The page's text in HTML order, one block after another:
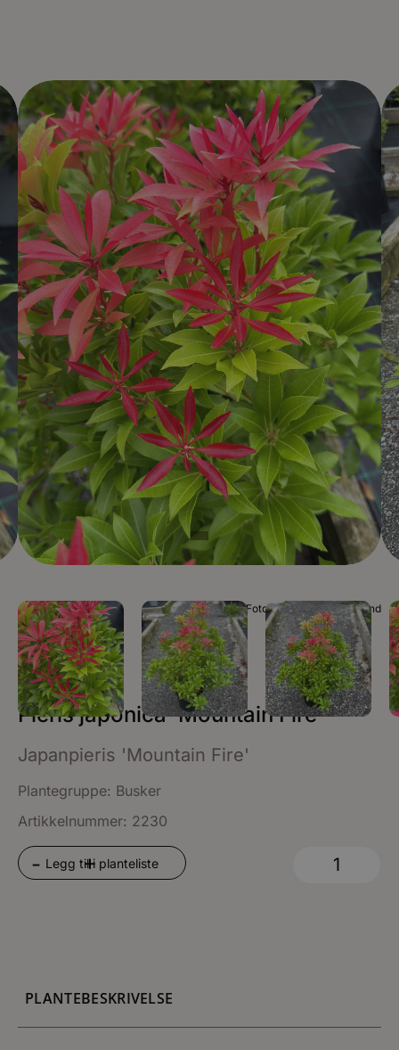
Foto Plantinor / Mia Roland
Pieris japonica ‘Mountain Fire’
Japanpieris 'Mountain Fire'
Plantegruppe: Busker
Artikkelnummer: 2230
- +
Legg til i planteliste
PLANTEBESKRIVELSE